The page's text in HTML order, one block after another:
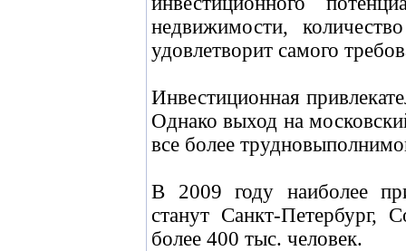
недвижимости,
удовлетворит самого
Инвестиционная
Однако выход на
все более
В 2009 году наиболее
станут Санкт-Петербург,
более 400 тыс. человек.